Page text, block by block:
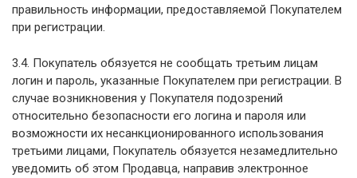
правильность информации, предоставляемой Покупателем
при регистрации.
3.4. Покупатель обязуется не сообщать третьим лицам
логин и пароль, указанные Покупателем при регистрации. В
случае возникновения у Покупателя подозрений
относительно безопасности его логина и пароля или
возможности их несанкционированного использования
третьими лицами, Покупатель обязуется незамедлительно
уведомить об этом Продавца, направив электронное